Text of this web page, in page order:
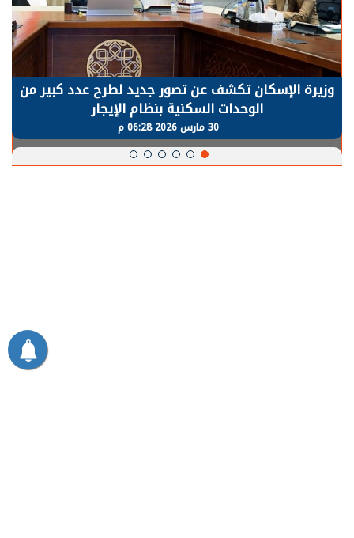
وزيرة الإسكان تكشف عن تصور جديد لطرح عدد كبير من
الوحدات السكنية بنظام الإيجار